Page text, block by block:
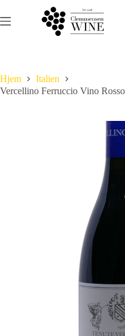
til
indhold
Hjem
Italien
Vercellino Ferruccio Vino